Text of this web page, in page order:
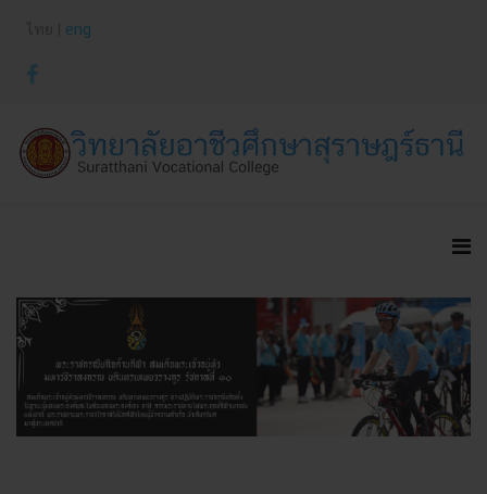
eng